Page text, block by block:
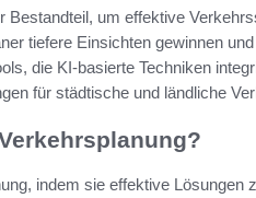
Bestandteil, um effektive
tiefere Einsichten gewinnen
die KI-basierte Techniken
für städtische und ländliche
indem sie effektive Lösungen